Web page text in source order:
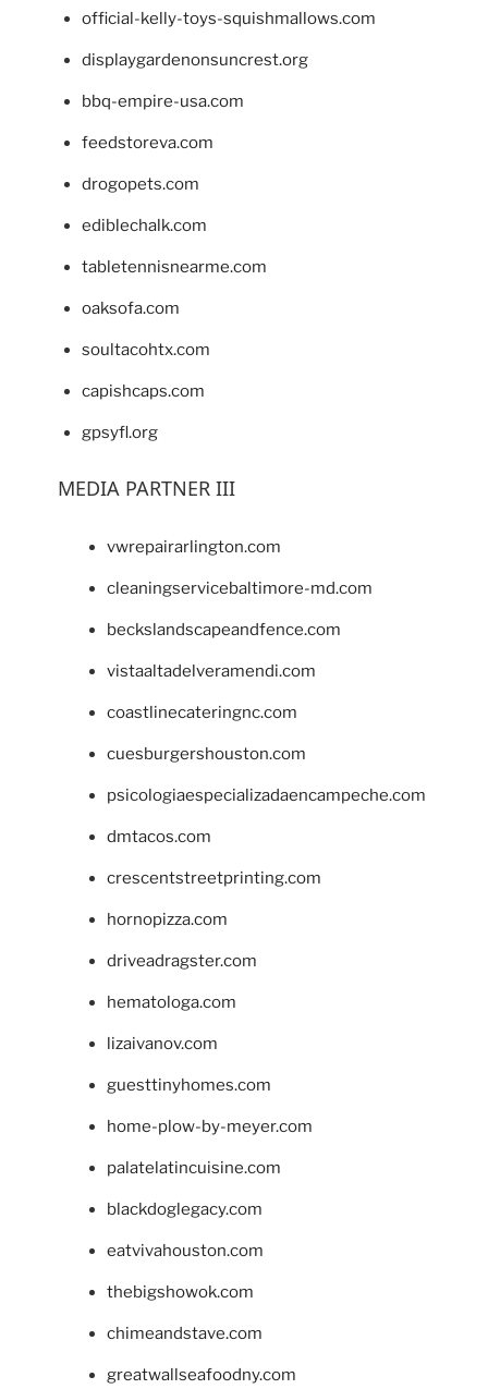
official-kelly-toys-squishmallows.com
displaygardenonsuncrest.org
bbq-empire-usa.com
feedstoreva.com
drogopets.com
ediblechalk.com
tabletennisnearme.com
oaksofa.com
soultacohtx.com
capishcaps.com
gpsyfl.org
MEDIA PARTNER III
vwrepairarlington.com
cleaningservicebaltimore-md.com
beckslandscapeandfence.com
vistaaltadelveramendi.com
coastlinecateringnc.com
cuesburgershouston.com
psicologiaespecializadaencampeche.com
dmtacos.com
crescentstreetprinting.com
hornopizza.com
driveadragster.com
hematologa.com
lizaivanov.com
guesttinyhomes.com
home-plow-by-meyer.com
palatelatincuisine.com
blackdoglegacy.com
eatvivahouston.com
thebigshowok.com
chimeandstave.com
greatwallseafoodny.com